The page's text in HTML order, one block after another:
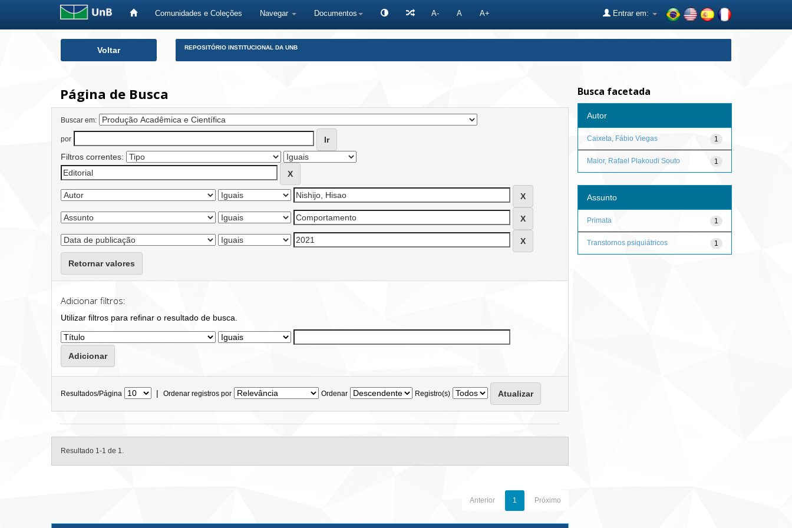
Comunidades e Coleções Navegar Documentos A- A A+ Entrar em:
Voltar REPOSITÓRIO INSTITUCIONAL DA UNB
Página de Busca
Buscar em:
por
Filtros correntes:
Retornar valores
Adicionar filtros:
Utilizar filtros para refinar o resultado de busca.
Resultados/Página | Ordenar registros por Ordenar Registro(s)
Resultado 1-1 de 1.
Anterior 1 Próximo
Busca facetada
Autor
1
Caixeta, Fábio Viegas
1
Maior, Rafael Plakoudi Souto
Assunto
1
Primata
1
Transtornos psiquiátricos